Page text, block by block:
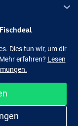
sicher shoppen
Dies tun wir, um dir
erfahren? Lesen